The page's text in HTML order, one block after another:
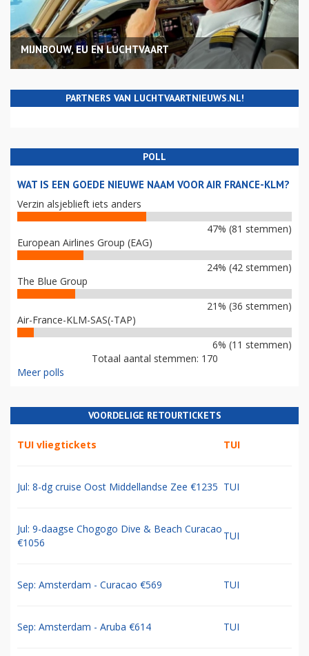
MIJNBOUW, EU EN LUCHTVAART
PARTNERS VAN LUCHTVAARTNIEUWS.NL!
POLL
WAT IS EEN GOEDE NIEUWE NAAM VOOR AIR FRANCE-KLM?
Verzin alsjeblieft iets anders
47% (81 stemmen)
European Airlines Group (EAG)
24% (42 stemmen)
The Blue Group
21% (36 stemmen)
Air-France-KLM-SAS(-TAP)
6% (11 stemmen)
Totaal aantal stemmen: 170
Meer polls
VOORDELIGE RETOURTICKETS
TUI vliegtickets TUI
Jul: 8-dg cruise Oost Middellandse Zee €1235 TUI
Jul: 9-daagse Chogogo Dive & Beach Curacao
€1056
TUI
Sep: Amsterdam - Curacao €569 TUI
Sep: Amsterdam - Aruba €614 TUI